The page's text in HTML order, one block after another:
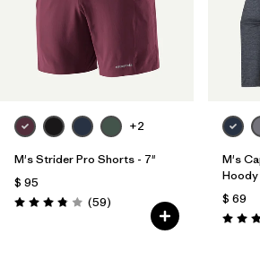
Filtrar por
Features
Filtrar por
Materials & Fabric
+2
M's Strider Pro Shorts - 7"
$ 95
Valoración: 3.8 / 5
(59Comentarios
)
M's
Hoody
$ 69